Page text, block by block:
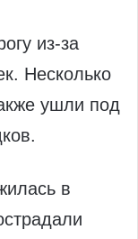
из‑за
Несколько
ушли под
в